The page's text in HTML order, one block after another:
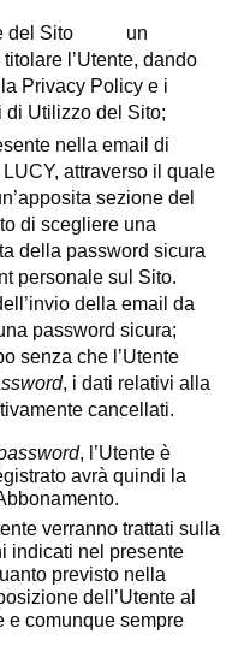
del Sito un
l’Utente, dando
Privacy Policy e i
di Utilizzo del Sito;
nella email di
attraverso il quale
sezione del
di scegliere una
della password sicura
personale sul Sito.
della email da
password sicura;
senza che l’Utente
, i dati relativi alla
cancellati.
, l’Utente è
avrà quindi la
verranno trattati sulla
indicati nel presente
previsto nella
dell’Utente al
e comunque sempre